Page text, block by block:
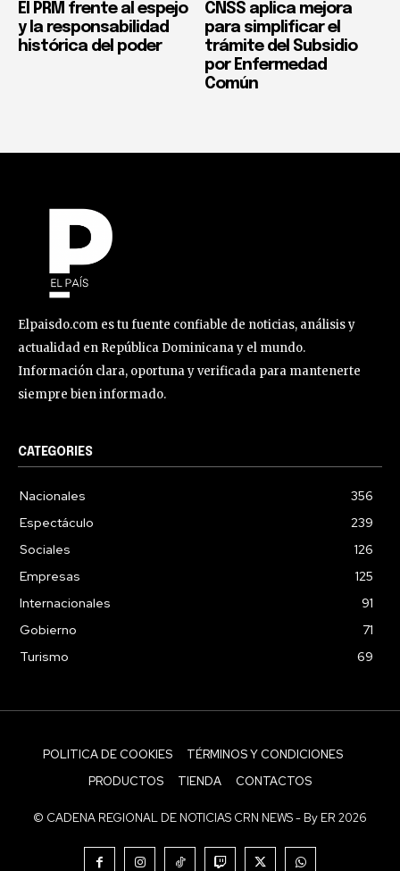
El PRM frente al espejo
y la responsabilidad
histórica del poder
CNSS aplica mejora
para simplificar el
trámite del Subsidio
por Enfermedad
Común
Elpaisdo.com es tu fuente confiable de noticias, análisis y
actualidad en República Dominicana y el mundo.
Información clara, oportuna y verificada para mantenerte
siempre bien informado.
CATEGORIES
Nacionales
356
Espectáculo
239
Sociales
126
Empresas
125
Internacionales
91
Gobierno
71
Turismo
69
POLITICA DE COOKIES
TÉRMINOS Y CONDICIONES
PRODUCTOS
TIENDA CONTACTOS
© CADENA REGIONAL DE NOTICIAS CRN NEWS - By ER 2026